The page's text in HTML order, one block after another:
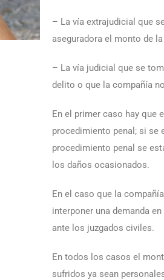
– La vía extrajudicial que
aseguradora el monto de
– La vía judicial que se
delito o que la compañía
En el primer caso hay que
procedimiento penal; si se
procedimiento penal se
los daños ocasionados.
En el caso que la
interponer una demanda
ante los juzgados civiles.
En todos los casos el
sufridos ya sean